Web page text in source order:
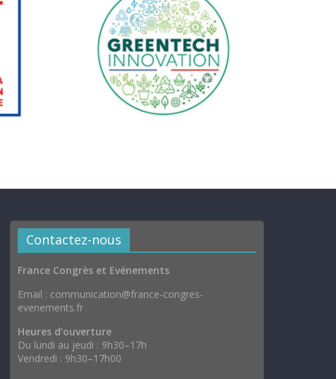
Contactez-nous
France Congrès et Evénements
Email : communication@france-congres-
evenements.fr
Heures d’ouverture
Du lundi au jeudi : 9h30–17h
Vendredi : 9h30–17h00